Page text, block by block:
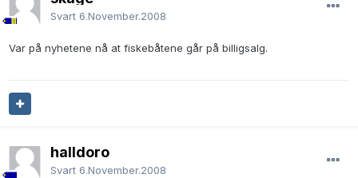
Svart 6.November.2008
Var på nyhetene nå at fiskebåtene går på billigsalg.
halldoro
Svart 6.November.2008